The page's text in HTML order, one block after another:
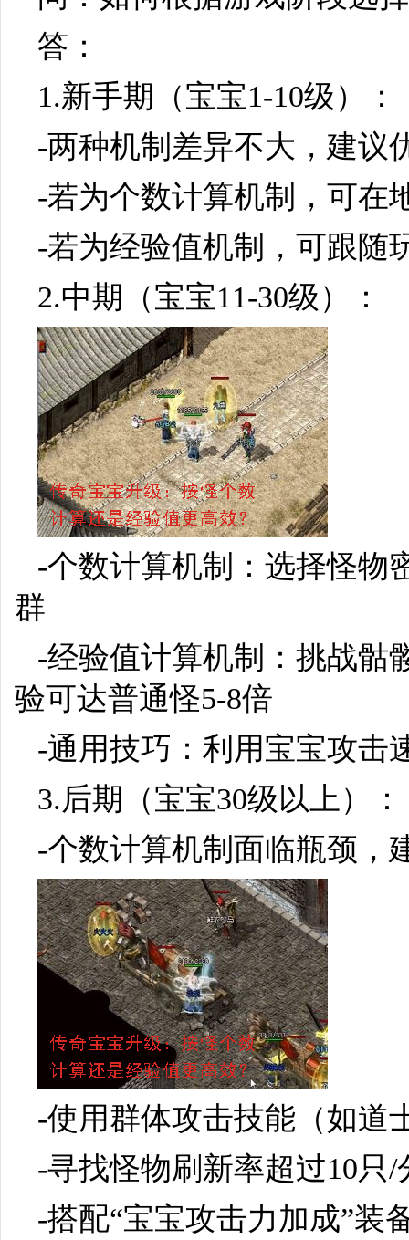
答：
1.新手期（宝宝1-10级）：
-两种机制差异不大，建议
-若为个数计算机制，可在
-若为经验值机制，可跟随
2.中期（宝宝11-30级）：
-个数计算机制：选择怪物
群
-经验值计算机制：挑战骷
验可达普通怪5-8倍
-通用技巧：利用宝宝攻击
3.后期（宝宝30级以上）：
-个数计算机制面临瓶颈，
-使用群体攻击技能（如道
-寻找怪物刷新率超过10只/
-搭配“宝宝攻击力加成”装